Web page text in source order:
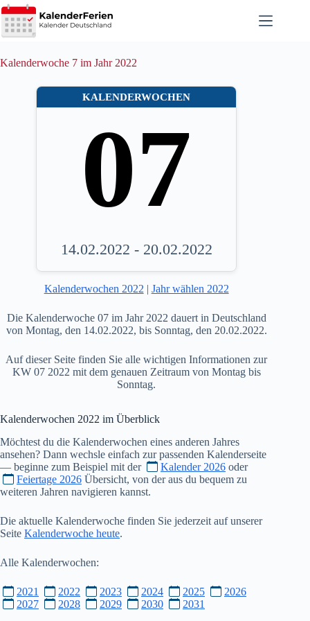
Zum
Inhalt
springen
Kalenderwoche 7 im Jahr 2022
KALENDERWOCHEN
07
14.02.2022 - 20.02.2022
Kalenderwochen 2022 | Jahr wählen 2022
Die Kalenderwoche 07 im Jahr 2022 dauert in Deutschland
von Montag, den 14.02.2022, bis Sonntag, den 20.02.2022.
Auf dieser Seite finden Sie alle wichtigen Informationen zur
KW 07 2022 mit dem genauen Zeitraum von Montag bis
Sonntag.
Kalenderwochen 2022 im Überblick
Möchtest du die Kalenderwochen eines anderen Jahres
ansehen? Dann wechsle einfach zur passenden Kalenderseite
— beginne zum Beispiel mit der
Kalender 2026 oder
Feiertage 2026 Übersicht, von der aus du bequem zu
weiteren Jahren navigieren kannst.
Die aktuelle Kalenderwoche finden Sie jederzeit auf unserer
Seite Kalenderwoche heute.
Alle Kalenderwochen:
2021 2022 2023 2024 2025
2026
2027
2028 2029 2030 2031